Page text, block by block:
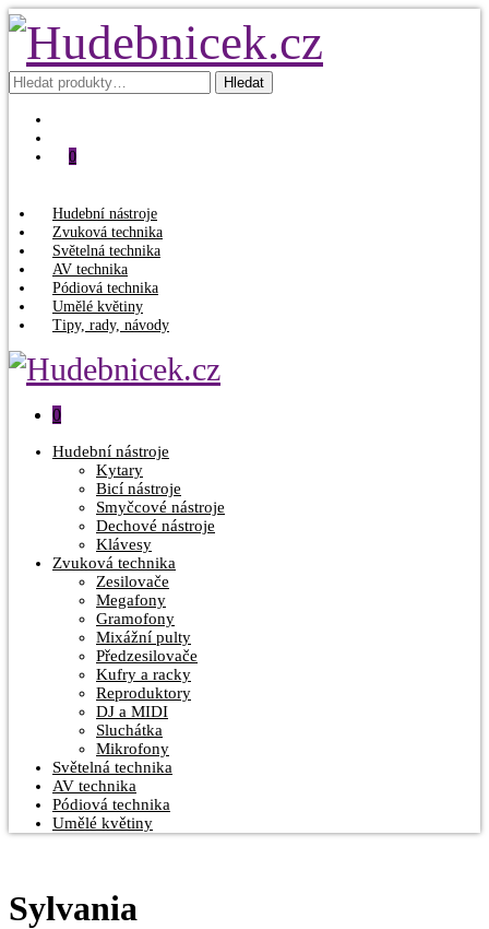
Hledat: Hledat
0
Hudební nástroje
Zvuková technika
Světelná technika
AV technika
Pódiová technika
Umělé květiny
Tipy, rady, návody
0
Hudební nástroje
Kytary
Bicí nástroje
Smyčcové nástroje
Dechové nástroje
Klávesy
Zvuková technika
Zesilovače
Megafony
Gramofony
Mixážní pulty
Předzesilovače
Kufry a racky
Reproduktory
DJ a MIDI
Sluchátka
Mikrofony
Světelná technika
AV technika
Pódiová technika
Umělé květiny
Sylvania